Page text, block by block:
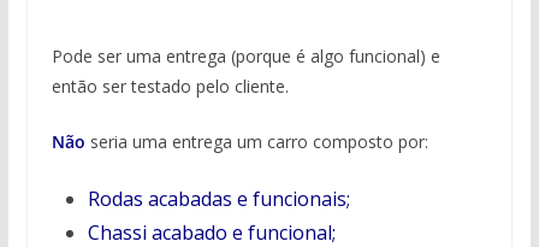
Pode ser uma entrega (porque é algo funcional) e
então ser testado pelo cliente.
Não seria uma entrega um carro composto por:
Rodas acabadas e funcionais;
Chassi acabado e funcional;